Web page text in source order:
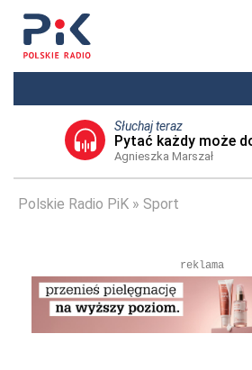
Słuchaj teraz
Pytać każdy może
Agnieszka Marszał
Polskie Radio PiK Sport
reklama